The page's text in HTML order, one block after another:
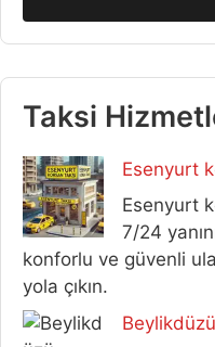
Taksi
Esenyurt
Esenyurt
7/24
konforlu ve güvenli
yola çıkın.